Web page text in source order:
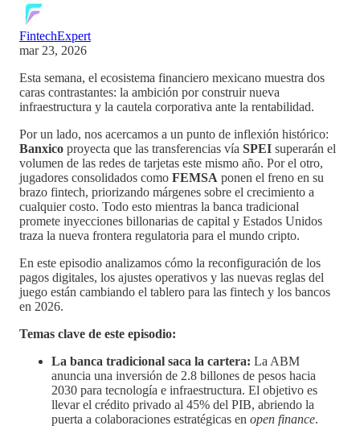
FintechExpert
mar 23, 2026
Esta semana, el ecosistema financiero mexicano muestra dos
caras contrastantes: la ambición por construir nueva
infraestructura y la cautela corporativa ante la rentabilidad.
Por un lado, nos acercamos a un punto de inflexión histórico:
Banxico proyecta que las transferencias vía SPEI superarán el
volumen de las redes de tarjetas este mismo año. Por el otro,
jugadores consolidados como FEMSA ponen el freno en su
brazo fintech, priorizando márgenes sobre el crecimiento a
cualquier costo. Todo esto mientras la banca tradicional
promete inyecciones billonarias de capital y Estados Unidos
traza la nueva frontera regulatoria para el mundo cripto.
En este episodio analizamos cómo la reconfiguración de los
pagos digitales, los ajustes operativos y las nuevas reglas del
juego están cambiando el tablero para las fintech y los bancos
en 2026.
Temas clave de este episodio:
La banca tradicional saca la cartera: La ABM
anuncia una inversión de 2.8 billones de pesos hacia
2030 para tecnología e infraestructura. El objetivo es
llevar el crédito privado al 45% del PIB, abriendo la
puerta a colaboraciones estratégicas en open finance.